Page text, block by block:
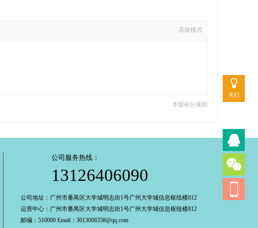
关灯
高级模式
本版积分规则
公司服务热线：
13126406090
公司地址：广州市番禺区大学城明志街1号广州大学城信息枢纽楼812
运营中心：广州市番禺区大学城明志街1号广州大学城信息枢纽楼812
邮编：510000 Email：3013008358@qq.com